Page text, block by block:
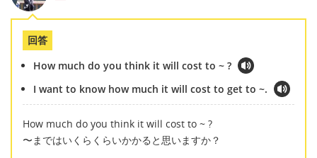
回答
How much do you think it will cost to ~ ?
I want to know how much it will cost to get to ~.
How much do you think it will cost to ~ ?
〜まではいくらくらいかかると思いますか？